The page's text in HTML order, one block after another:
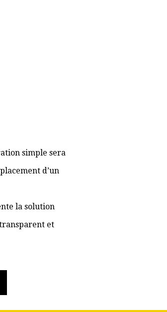
simple sera
d’un
la solution
et